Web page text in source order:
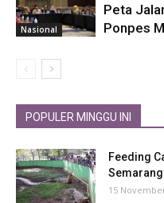
Nasional
Peta
Ponpes
POPULER MINGGU INI
Feeding
15